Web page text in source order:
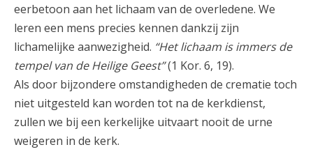
eerbetoon aan het lichaam van de overledene. We
leren een mens precies kennen dankzij zijn
lichamelijke aanwezigheid. “Het lichaam is immers de
tempel van de Heilige Geest”(1 Kor. 6, 19).
Als door bijzondere omstandigheden de crematie toch
niet uitgesteld kan worden tot na de kerkdienst,
zullen we bij een kerkelijke uitvaart nooit de urne
weigeren in de kerk.